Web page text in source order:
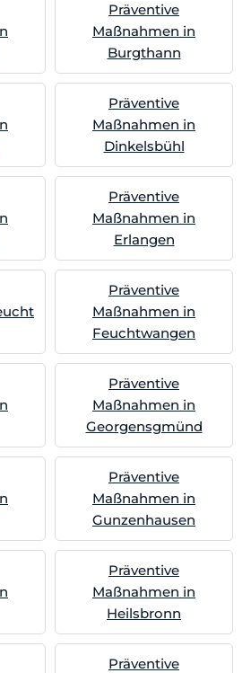
Präventive
Maßnahmen in
Burgthann
Präventive
Maßnahmen in
Dinkelsbühl
Präventive
Maßnahmen in
Erlangen
Präventive
Maßnahmen in
Feuchtwangen
Präventive
Maßnahmen in
Georgensgmünd
Präventive
Maßnahmen in
Gunzenhausen
Präventive
Maßnahmen in
Heilsbronn
Präventive